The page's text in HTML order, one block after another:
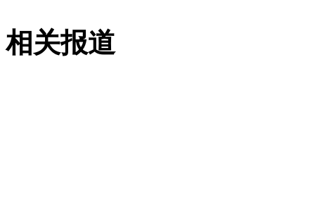
撞交警宝马女称因母病重情急肇事
相关报道